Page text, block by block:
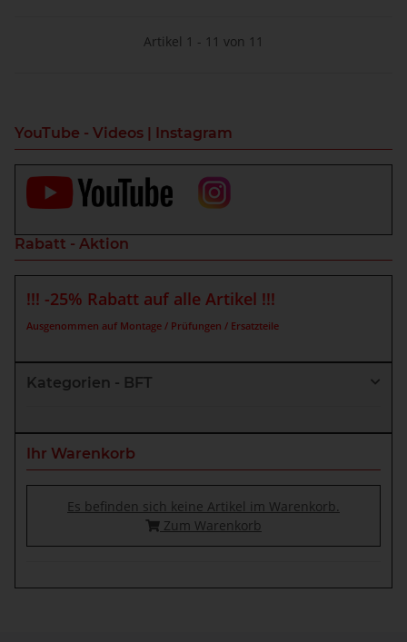
Artikel 1 - 11 von 11
YouTube - Videos | Instagram
Rabatt - Aktion
!!! -25% Rabatt auf alle Artikel !!!
Ausgenommen auf Montage / Prüfungen / Ersatzteile
Kategorien - BFT
Ihr Warenkorb
Es befinden sich keine Artikel im Warenkorb.
Zum Warenkorb